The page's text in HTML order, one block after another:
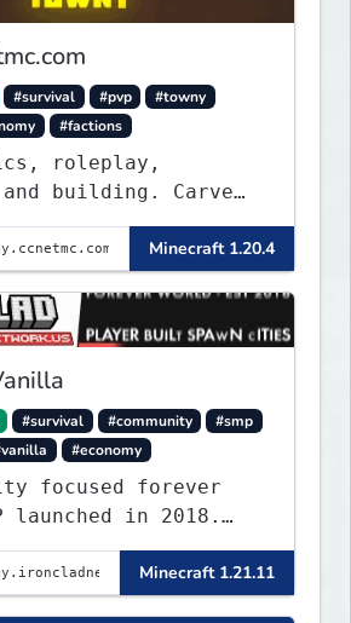
#survival #pvp
#towny
#factions
roleplay,
building. Carve
story on a 1:1000
using tanks,
guns and more.
creative side by
that the world
Minecraft 1.20.4
#survival #community
#smp
#economy
focused forever
launched in 2018.
built
spawn cities with
in items or cheats.
Minecraft 1.21.11